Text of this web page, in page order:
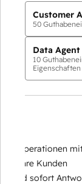
Customer
50
Data Agent
10
Eigenschaften
mit
Ihre Kunden
sofort